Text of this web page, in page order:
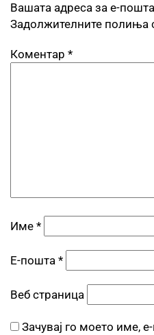
Вашата адреса за е-
Задолжителните полиња
Коментар *
Име *
Е-пошта *
Веб страница
Зачувај го моето име,